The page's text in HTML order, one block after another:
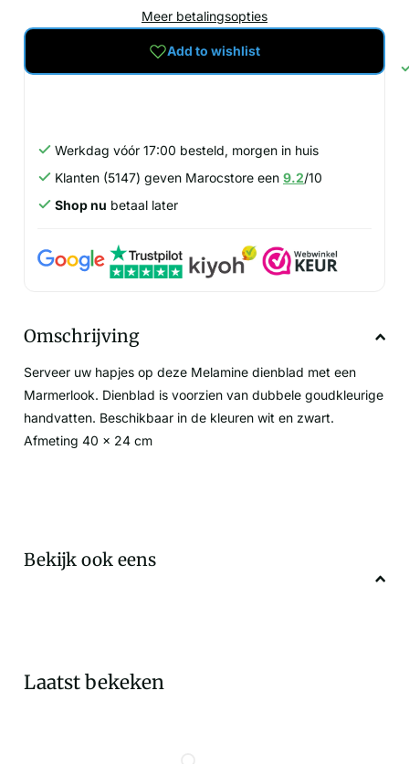
Meer betalingsopties
Add to wishlist
Werkdag vóór 17:00 besteld, morgen in huis
Klanten (5147) geven Marocstore een 9.2/10
Shop nu betaal later
Omschrijving
Serveer uw hapjes op deze Melamine dienblad met een
Marmerlook. Dienblad is voorzien van dubbele goudkleurige
handvatten. Beschikbaar in de kleuren wit en zwart.
Afmeting 40 x 24 cm
Bekijk ook eens
Laatst bekeken